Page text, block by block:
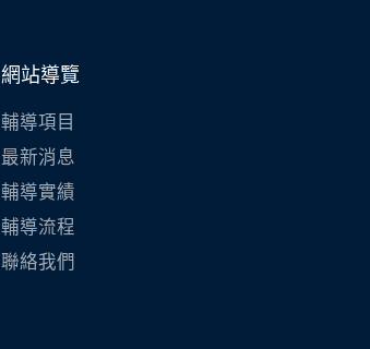
網站導覽
輔導項目
最新消息
輔導實績
輔導流程
聯絡我們